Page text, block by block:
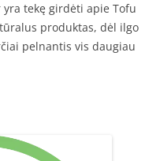
tekę girdėti apie Tofu
produktas, dėl ilgo
pelnantis vis daugiau